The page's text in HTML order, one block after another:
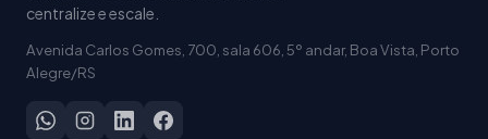
centralize e escale.
Avenida Carlos Gomes, 700, sala 606, 5º andar, Boa Vista, Porto
Alegre/RS